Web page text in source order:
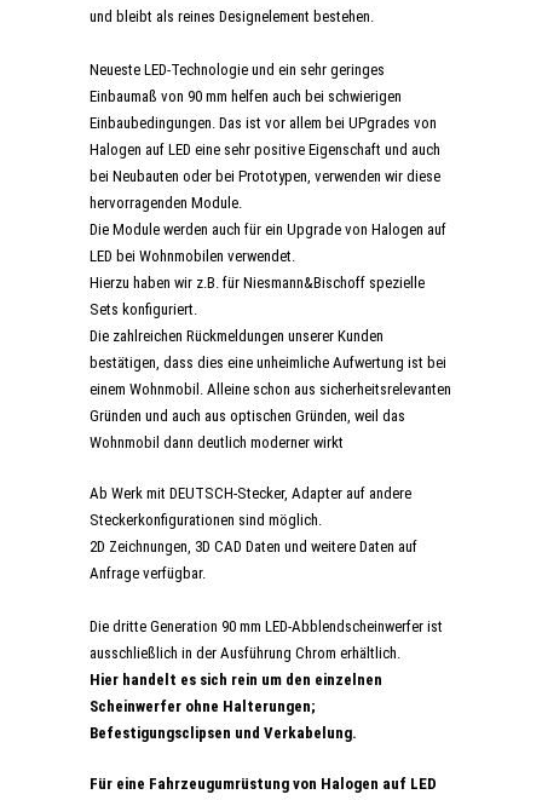
und bleibt als reines Designelement bestehen.
Neueste LED-Technologie und ein sehr geringes
Einbaumaß von 90 mm helfen auch bei schwierigen
Einbaubedingungen. Das ist vor allem bei UPgrades von
Halogen auf LED eine sehr positive Eigenschaft und auch
bei Neubauten oder bei Prototypen, verwenden wir diese
hervorragenden Module.
Die Module werden auch für ein Upgrade von Halogen auf
LED bei Wohnmobilen verwendet.
Hierzu haben wir z.B. für Niesmann&Bischoff spezielle
Sets konfiguriert.
Die zahlreichen Rückmeldungen unserer Kunden
bestätigen, dass dies eine unheimliche Aufwertung ist bei
einem Wohnmobil. Alleine schon aus sicherheitsrelevanten
Gründen und auch aus optischen Gründen, weil das
Wohnmobil dann deutlich moderner wirkt
Ab Werk mit DEUTSCH-Stecker, Adapter auf andere
Steckerkonfigurationen sind möglich.
2D Zeichnungen, 3D CAD Daten und weitere Daten auf
Anfrage verfügbar.
Die dritte Generation 90 mm LED-Abblendscheinwerfer ist
ausschließlich in der Ausführung Chrom erhältlich.
Hier handelt es sich rein um den einzelnen
Scheinwerfer ohne Halterungen;
Befestigungsclipsen und Verkabelung.
Für eine Fahrzeugumrüstung von Halogen auf LED